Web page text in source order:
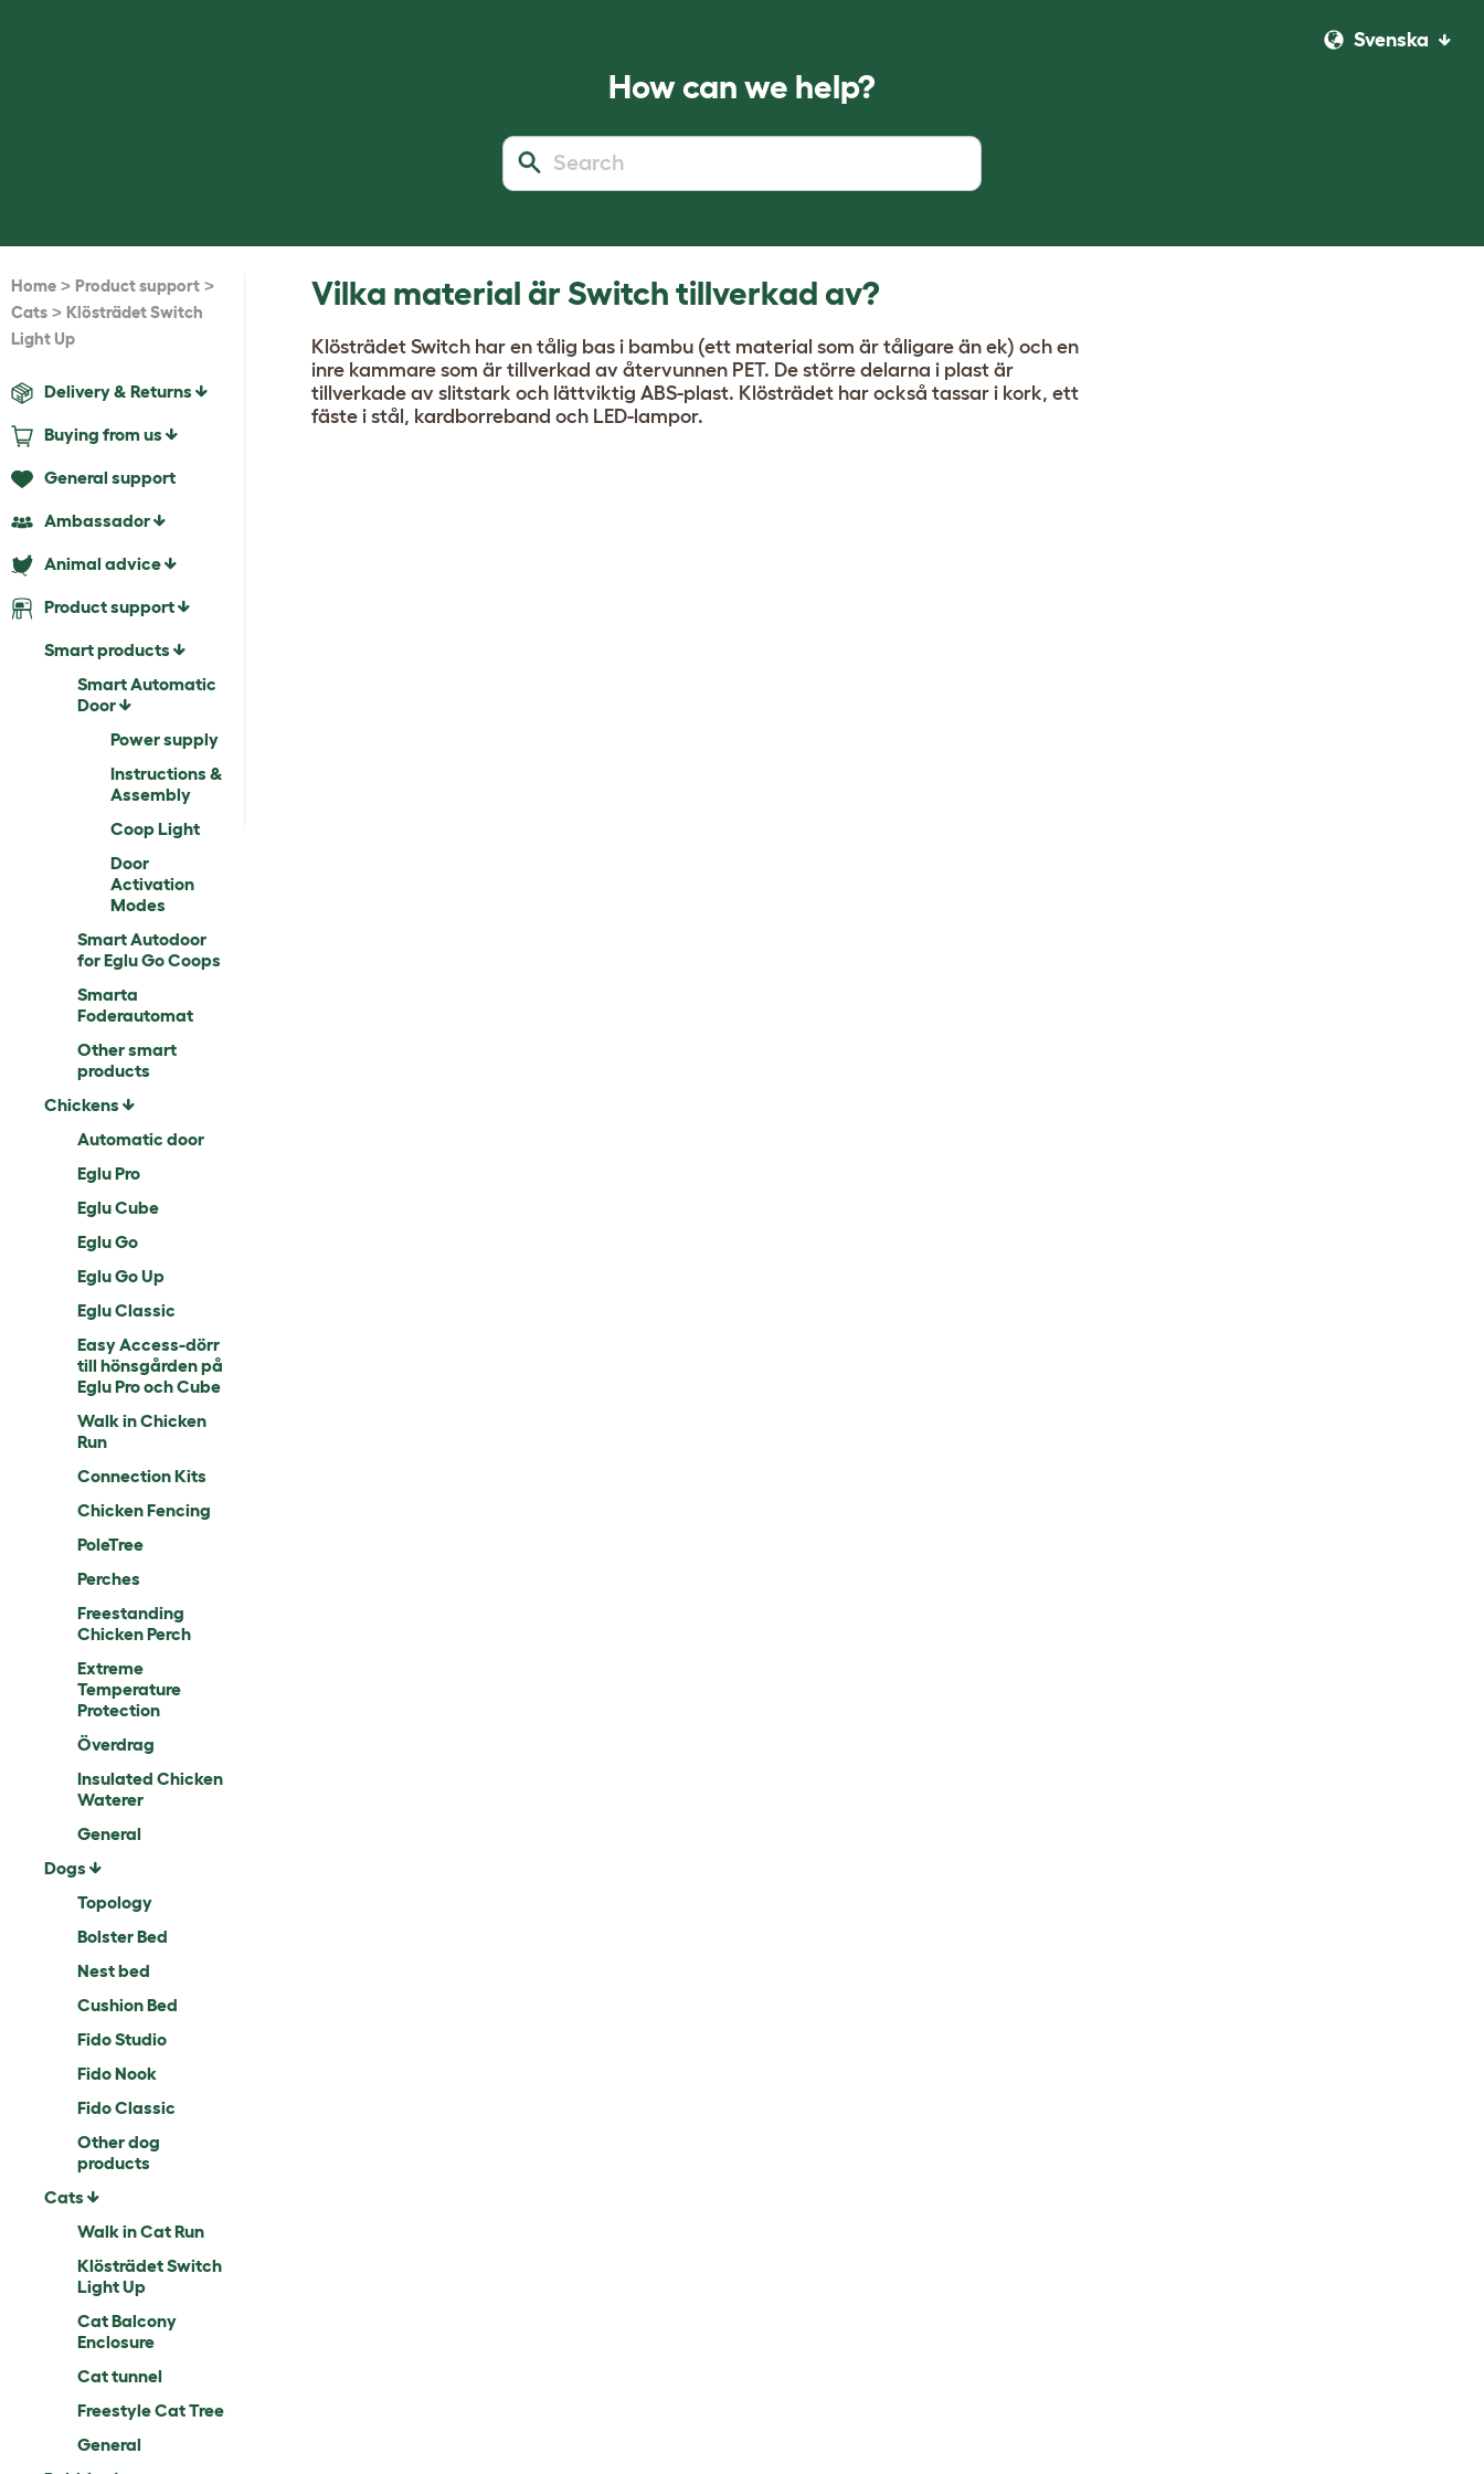
Svenska
How can we help?
Home > Product support >
Cats > Klösträdet Switch
Light Up
Delivery & Returns
Buying from us
General support
Ambassador
Animal advice
Product support
Smart products
Smart Automatic
Door
Power supply
Instructions &
Assembly
Coop Light
Door
Activation
Modes
Smart Autodoor
for Eglu Go Coops
Smarta
Foderautomat
Other smart
products
Chickens
Automatic door
Eglu Pro
Eglu Cube
Eglu Go
Eglu Go Up
Eglu Classic
Easy Access-dörr
till hönsgården på
Eglu Pro och Cube
Walk in Chicken
Run
Connection Kits
Chicken Fencing
PoleTree
Perches
Freestanding
Chicken Perch
Extreme
Temperature
Protection
Överdrag
Insulated Chicken
Waterer
General
Dogs
Topology
Bolster Bed
Nest bed
Cushion Bed
Fido Studio
Fido Nook
Fido Classic
Other dog
products
Cats
Walk in Cat Run
Klösträdet Switch
Light Up
Cat Balcony
Enclosure
Cat tunnel
Freestyle Cat Tree
General
Vilka material är Switch tillverkad av?
Klösträdet Switch har en tålig bas i bambu (ett material som är tåligare än ek) och en
inre kammare som är tillverkad av återvunnen PET. De större delarna i plast är
tillverkade av slitstark och lättviktig ABS-plast. Klösträdet har också tassar i kork, ett
fäste i stål, kardborreband och LED-lampor.